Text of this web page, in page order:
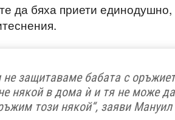
да бяха приети
не защитаваме бабата с
някой в дома ѝ и тя не може
този някой“, заяви